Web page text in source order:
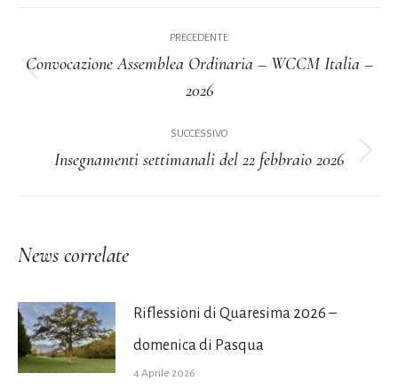
tra
PRECEDENTE
Post
Convocazione Assemblea Ordinaria – WCCM Italia –
2026
SUCCESSIVO
Prossimo
Insegnamenti settimanali del 22 febbraio 2026
News correlate
Riflessioni di Quaresima 2026 –
domenica di Pasqua
4 Aprile 2026